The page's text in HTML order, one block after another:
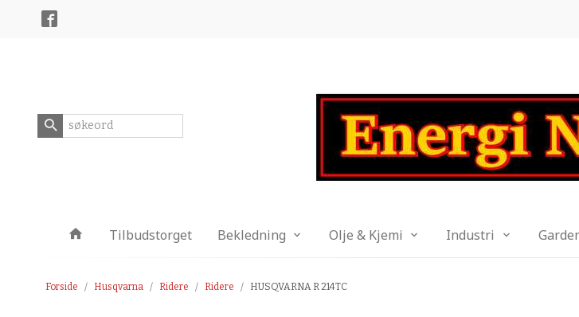
ProdukterTilbudstorget Bekledning Olje & Kjemi Industri
Forside Husqvarna Ridere Ridere HUSQVARNA R 214TC